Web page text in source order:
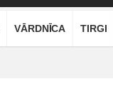
VĀRDNĪCA TIRGI